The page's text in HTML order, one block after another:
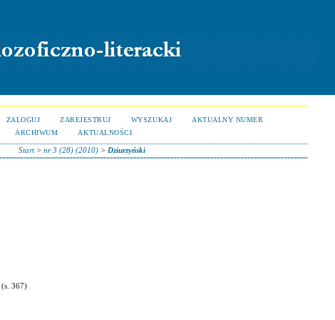
ZALOGUJ ZAREJESTRUJ WYSZUKAJ
AKTUALNY NUMER
ARCHIWUM
AKTUALNOŚCI
Start>nr 3 (28) (2010) > Dziurzyński
(s. 367)